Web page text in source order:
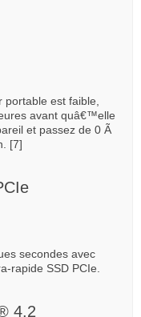
portable est faible,
avant quâ€™elle
et passez de 0 Ã
[7]
secondes avec
rapide SSD PCIe.
4.2